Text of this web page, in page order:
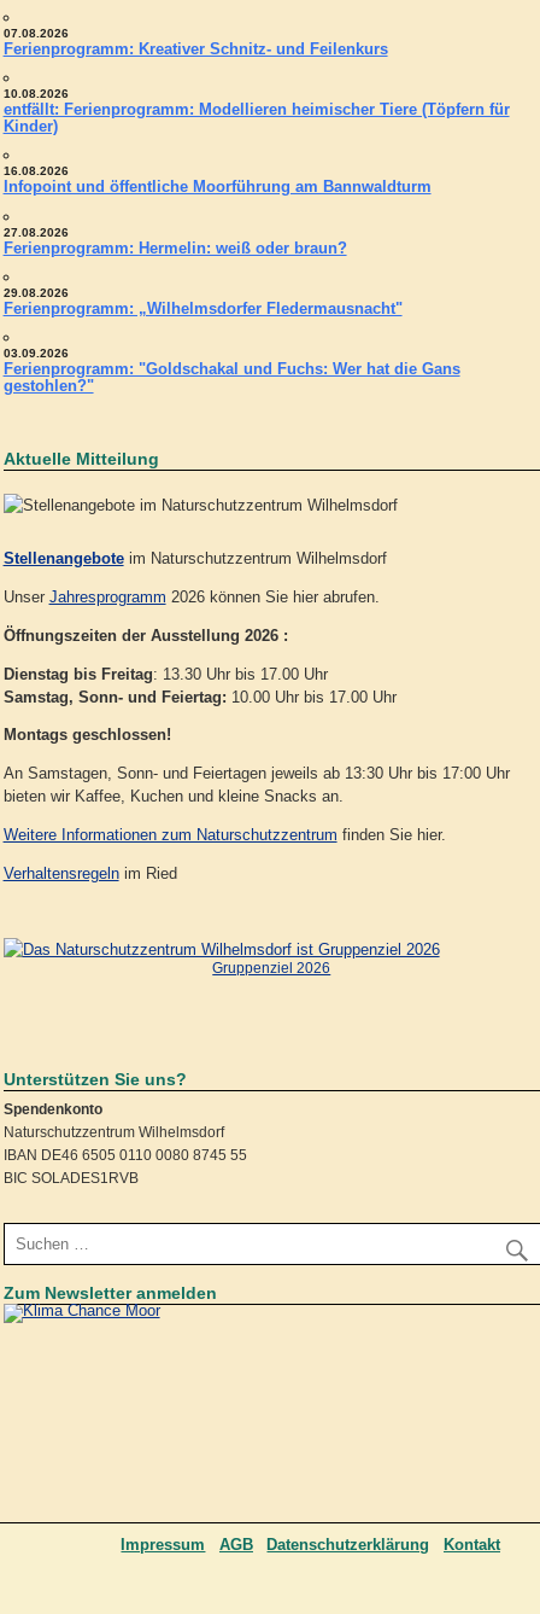
07.08.2026
Ferienprogramm: Kreativer Schnitz- und Feilenkurs
10.08.2026
entfällt: Ferienprogramm: Modellieren heimischer Tiere (Töpfern für
Kinder)
16.08.2026
Infopoint und öffentliche Moorführung am Bannwaldturm
27.08.2026
Ferienprogramm: Hermelin: weiß oder braun?
29.08.2026
Ferienprogramm: „Wilhelmsdorfer Fledermausnacht"
03.09.2026
Ferienprogramm: "Goldschakal und Fuchs: Wer hat die Gans
gestohlen?"
Aktuelle Mitteilung
Stellenangeboteim Naturschutzzentrum Wilhelmsdorf
Unser Jahresprogramm 2026 können Sie hier abrufen.
Öffnungszeiten der Ausstellung 2026 :
Dienstag bis Freitag: 13.30 Uhr bis 17.00 Uhr
Samstag, Sonn- und Feiertag: 10.00 Uhr bis 17.00 Uhr
Montags geschlossen!
An Samstagen, Sonn- und Feiertagen jeweils ab 13:30 Uhr bis 17:00 Uhr
bieten wir Kaffee, Kuchen und kleine Snacks an.
Weitere Informationen zum Naturschutzzentrum finden Sie hier.
Verhaltensregelnim Ried
Gruppenziel 2026
Unterstützen Sie uns?
Spendenkonto
Naturschutzzentrum Wilhelmsdorf
IBAN DE46 6505 0110 0080 8745 55
BIC SOLADES1RVB
Zum Newsletter anmelden
Kontakt
Datenschutzerklärung
AGB
Impressum